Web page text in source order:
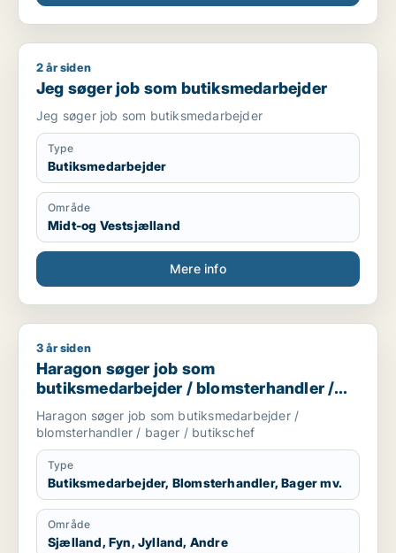
Jeg søger job som butiksmedarbejder
2 år siden
Jeg søger job som butiksmedarbejder
Jeg søger job som butiksmedarbejder
Type
Butiksmedarbejder
Område
Midt-og Vestsjælland
Mere info
Haragon søger job som butiksmedarbejder /
3 år siden
Haragon søger job som
butiksmedarbejder / blomsterhandler /
bager / butikschef
Haragon søger job som butiksmedarbejder /
blomsterhandler / bager / butikschef
Type
Butiksmedarbejder, Blomsterhandler, Bager mv.
Område
Sjælland, Fyn, Jylland, Andre